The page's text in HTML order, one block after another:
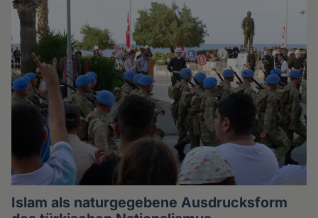
Islam als naturgegebene Ausdrucksform